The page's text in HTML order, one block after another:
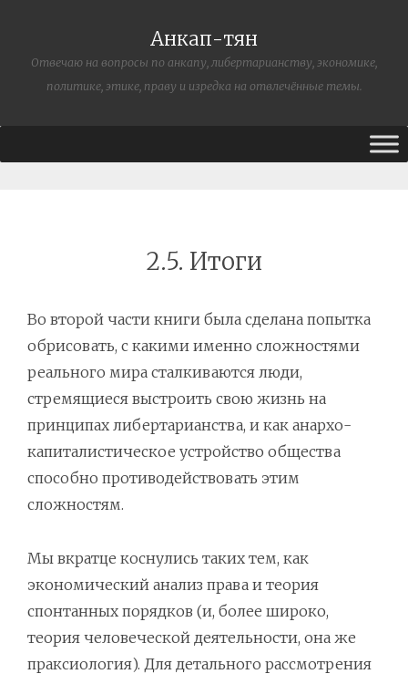
Анкап-тян
Отвечаю на вопросы по анкапу, либертарианству, экономике,
политике, этике, праву и изредка на отвлечённые темы.
2.5. Итоги
Во второй части книги была сделана попытка
обрисовать, с какими именно сложностями
реального мира сталкиваются люди,
стремящиеся выстроить свою жизнь на
принципах либертарианства, и как анархо-
капиталистическое устройство общества
способно противодействовать этим
сложностям.
Мы вкратце коснулись таких тем, как
экономический анализ права и теория
спонтанных порядков (и, более широко,
теория человеческой деятельности, она же
праксиология). Для детального рассмотрения